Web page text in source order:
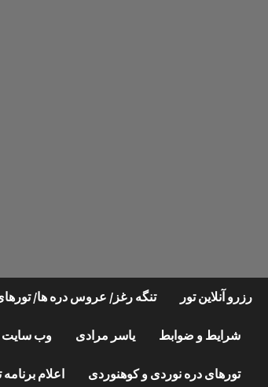
رزرو آنلاین تور تنگه رغز/ عروس دره ها/
شرایط و ضوابط یاسر مرادی وب سایت
تورهای دره نوردی و کوهنوردی اعلام